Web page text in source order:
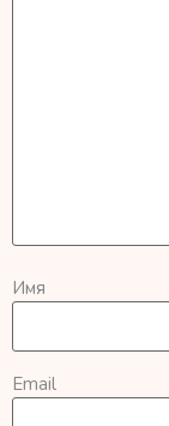
Имя
Email